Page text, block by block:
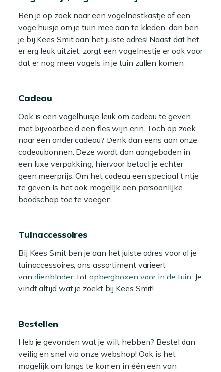
Ben je op zoek naar een vogelnestkastje of een
vogelhuisje om je tuin mee aan te kleden, dan ben
je bij Kees Smit aan het juiste adres! Naast dat het
er erg leuk uitziet, zorgt een vogelnestje er ook voor
dat er nog meer vogels in je tuin zullen komen.
Cadeau
Ook is een vogelhuisje leuk om cadeau te geven
met bijvoorbeeld een fles wijn erin. Toch op zoek
naar een ander cadeau? Denk dan eens aan onze
cadeaubonnen. Deze wordt dan aangeboden in
een luxe verpakking, hiervoor betaal je echter
geen meerprijs. Om het cadeau een speciaal tintje
te geven is het ook mogelijk een persoonlijke
boodschap toe te voegen.
Tuinaccessoires
Bij Kees Smit ben je aan het juiste adres voor al je
tuinaccessoires, ons assortiment varieert
van dienbladen tot opbergboxen voor in de tuin. Je
vindt altijd wat je zoekt bij Kees Smit!
Bestellen
Heb je gevonden wat je wilt hebben? Bestel dan
veilig en snel via onze webshop! Ook is het
mogelijk om langs te komen in één een van